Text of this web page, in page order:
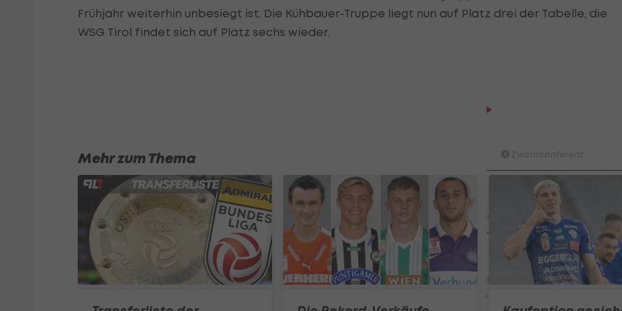
Frühjahr weiterhin unbesiegt ist. Die Kühbauer-Truppe liegt nun auf Platz drei der Tabelle, die
WSG Tirol findet sich auf Platz sechs wieder.
Am Stammtisch bei Andy
Ogris: Christopher Knett
Stammtisch
I schau a #LigaZWA - Die
Highlightshow (1. Runde)
I schau a LigaZWA
Mehr zum Thema